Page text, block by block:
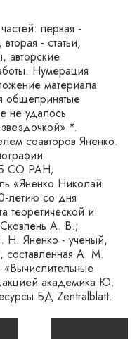
первая -
- статьи,
авторские
Нумерация
материала
общепринятые
не удалось
*.
соавторов Яненко.
СО РАН;
«Яненко Николай
летию со дня
теоретической и
А. В.;
Н. Яненко - ученый,
составленная А. М.
академика Ю.
БД Zentralblatt.